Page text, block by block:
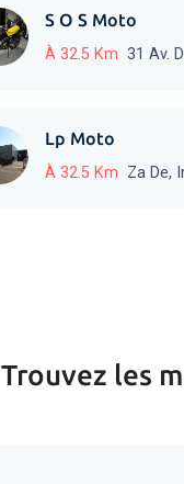
S O S Moto
À 32.5 Km 31 Av.
Lp Moto
À 32.5 Km Za De,
Trouvez les